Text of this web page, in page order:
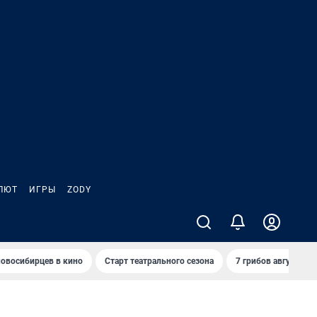
ИГРЫ ZODY
в кино Старт театрального сезона 7 грибов августа